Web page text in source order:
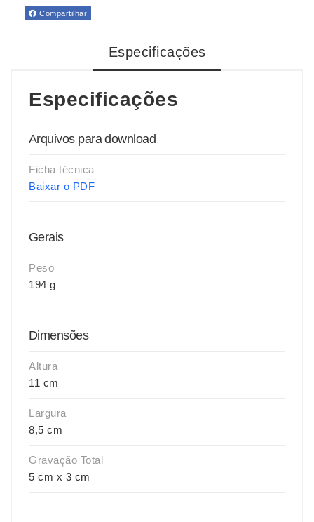
Compartilhar
Especificações
Especificações
Arquivos para download
Ficha técnica
Baixar o PDF
Gerais
Peso
194 g
Dimensões
Altura
11 cm
Largura
8,5 cm
Gravação Total
5 cm x 3 cm